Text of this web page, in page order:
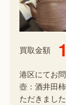
買取金額
港区にてお
壺：酒井田
ただきまし